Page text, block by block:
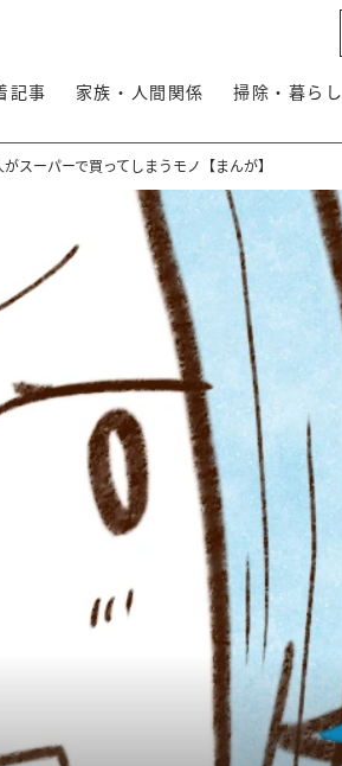
記事 家族・人間関係 掃除・暮らし
スーパーで買ってしまうモノ【まんが】